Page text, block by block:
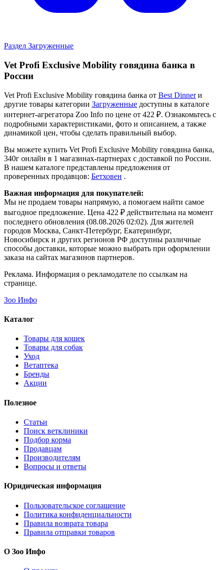
Раздел Загруженные
Vet Profi Exclusive Mobility говядина банка в
России
Vet Profi Exclusive Mobility говядина банка от Best Dinnerи
другие товары категории Загруженные доступны в каталоге
интернет-агрегатора Zoo Info по цене от 422 ₽. Ознакомьтесь с
подробными характеристиками, фото и описанием, а также
динамикой цен, чтобы сделать правильный выбор.
Вы можете купить Vet Profi Exclusive Mobility говядина банка,
340г онлайн в 1 магазинах-партнерах с доставкой по России.
В нашем каталоге представлены предложения от
проверенных продавцов: Бетховен .
Важная информация для покупателей:
Мы не продаем товары напрямую, а помогаем найти самое
выгодное предложение. Цена 422 ₽ действительна на момент
последнего обновления (08.08.2026 02:02). Для жителей
городов Москва, Санкт-Петербург, Екатеринбург,
Новосибирск и других регионов РФ доступны различные
способы доставки, которые можно выбрать при оформлении
заказа на сайтах магазинов партнеров.
Реклама. Информация о рекламодателе по ссылкам на
странице.
Зоо Инфо
Каталог
Товары для кошек
Товары для собак
Уход
Ветаптека
Бренды
Акции
Полезное
Статьи
Поиск ветклиники
Подбор корма
Продавцам
Производителям
Вопросы и ответы
Юридическая информация
Пользовательское соглашение
Политика конфиденциальности
Правила возврата товара
Правила отправки товаров
О Зоо Инфо